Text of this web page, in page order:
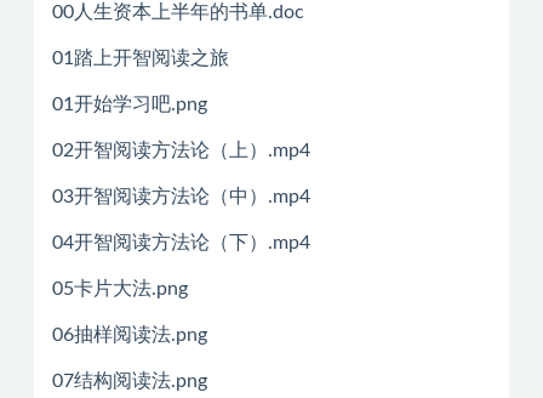
00人生资本上半年的书单.doc
01踏上开智阅读之旅
01开始学习吧.png
02开智阅读方法论（上）.mp4
03开智阅读方法论（中）.mp4
04开智阅读方法论（下）.mp4
05卡片大法.png
06抽样阅读法.png
07结构阅读法.png